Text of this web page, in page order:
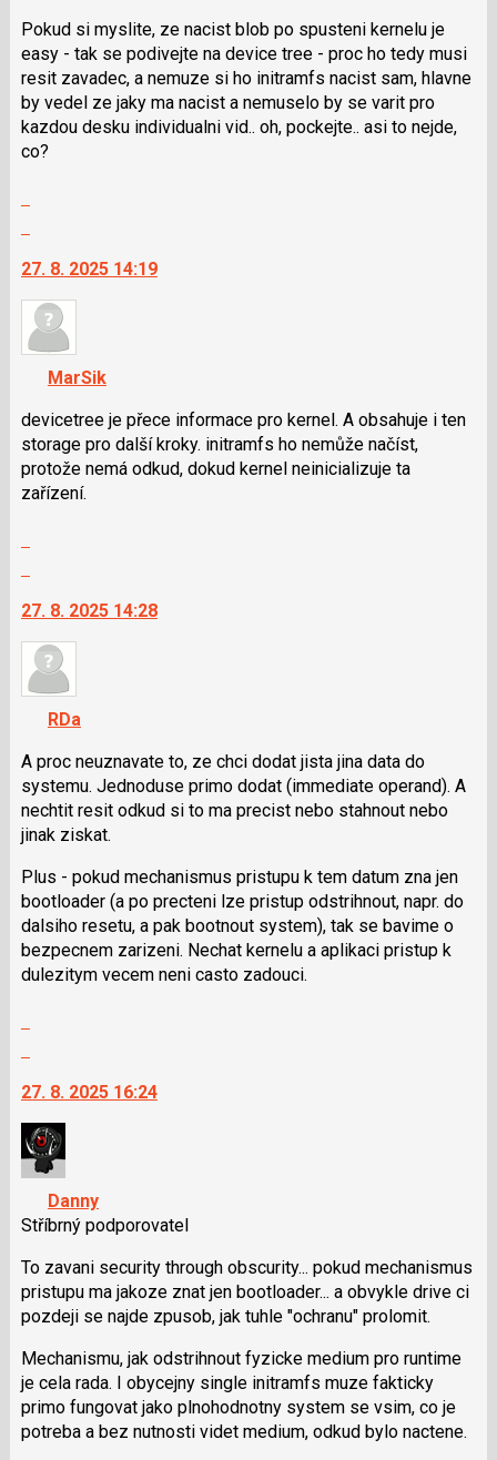
Pokud si myslite, ze nacist blob po spusteni kernelu je
easy - tak se podivejte na device tree - proc ho tedy musi
resit zavadec, a nemuze si ho initramfs nacist sam, hlavne
by vedel ze jaky ma nacist a nemuselo by se varit pro
kazdou desku individualni vid.. oh, pockejte.. asi to nejde,
co?
další
nový
názor.
navigaci
lze
použít
i
klávesy
N
pro
předchozí
nový
názor
27. 8. 2025 14:19
MarSik
devicetree je přece informace pro kernel. A obsahuje i ten
storage pro další kroky. initramfs ho nemůže načíst,
protože nemá odkud, dokud kernel neinicializuje ta
zařízení.
další
nový
názor.
navigaci
lze
použít
i
klávesy
N
následující
a
P
pro
předchozí
27. 8. 2025 14:28
RDa
A proc neuznavate to, ze chci dodat jista jina data do
systemu. Jednoduse primo dodat (immediate operand). A
nechtit resit odkud si to ma precist nebo stahnout nebo
jinak ziskat.
Plus - pokud mechanismus pristupu k tem datum zna jen
bootloader (a po precteni lze pristup odstrihnout, napr. do
dalsiho resetu, a pak bootnout system), tak se bavime o
bezpecnem zarizeni. Nechat kernelu a aplikaci pristup k
dulezitym vecem neni casto zadouci.
další
nový
názor.
K
navigaci
lze
použít
i
klávesy
N
následující
a
P
pro
27. 8. 2025 16:24
Danny
Stříbrný podporovatel
To zavani security through obscurity... pokud mechanismus
pristupu ma jakoze znat jen bootloader... a obvykle drive ci
pozdeji se najde zpusob, jak tuhle "ochranu" prolomit.
Mechanismu, jak odstrihnout fyzicke medium pro runtime
je cela rada. I obycejny single initramfs muze fakticky
primo fungovat jako plnohodnotny system se vsim, co je
potreba a bez nutnosti videt medium, odkud bylo nactene.